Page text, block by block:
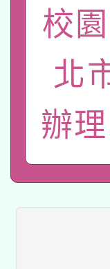
「數
pilot
薪期
轉知
業技
用水
115
本校
招
適
本
校
北
辦